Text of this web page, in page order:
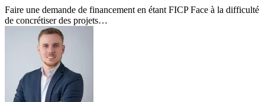
solutions
Faire une demande de financement en étant FICP Face à la difficulté
de concrétiser des projets…